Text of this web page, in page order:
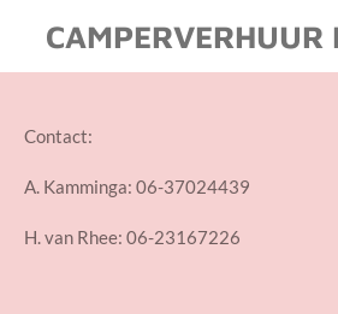
CAMPERVERHUUR
Contact:
A. Kamminga: 06-37024439
H. van Rhee: 06-23167226